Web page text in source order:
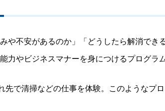
不安があるのか」「どうしたら解消でき
力やビジネスマナーを身につけるプログ
先で清掃などの仕事を体験。このような